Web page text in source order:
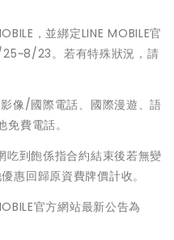
，並綁定LINE MOBILE官
23。若有特殊狀況，請
像/國際電話、國際漫遊、語
費電話。
到飽係指合約結束後若無變
惠回歸原資費牌價計收。
官方網站最新公告為